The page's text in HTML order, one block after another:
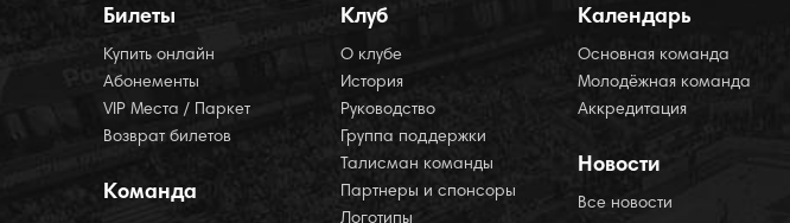
Билеты
Купить онлайн
Абонементы
VIP Места / Паркет
Возврат билетов
Команда
Клуб
О клубе
История
Руководство
Группа поддержки
Талисман команды
Партнеры и спонсоры
Логотипы
Календарь
Основная команда
Молодёжная команда
Аккредитация
Новости
Все новости